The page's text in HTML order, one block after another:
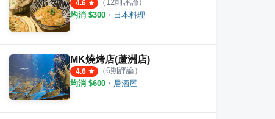
4.6 （ 12則評論）
均消 $300 ・ 日本料理
MK燒烤店(蘆洲店)
4.6 （6則評論）
均消 $600 ・ 居酒屋